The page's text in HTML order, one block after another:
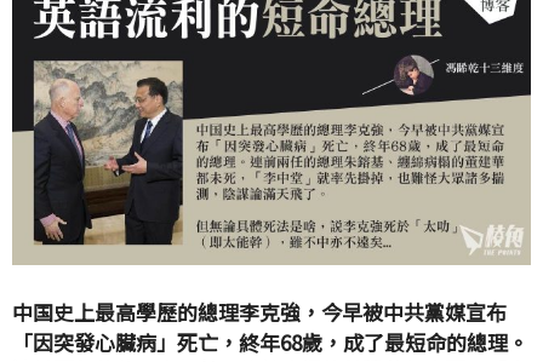
中国史上最高學歷的總理李克強，今早被中共黨媒宣布
「因突發心臟病」死亡，終年68歲，成了最短命的總理。